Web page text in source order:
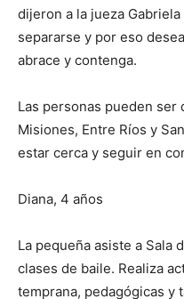
dijeron a la jueza
separarse y por eso
abrace y contenga.
Las personas pueden ser
Misiones, Entre Ríos y
estar cerca y seguir en
Diana, 4 años
La pequeña asiste a Sala
clases de baile. Realiza
temprana, pedagógicas y